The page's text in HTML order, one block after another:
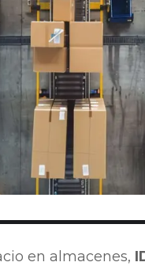
en almacenes,